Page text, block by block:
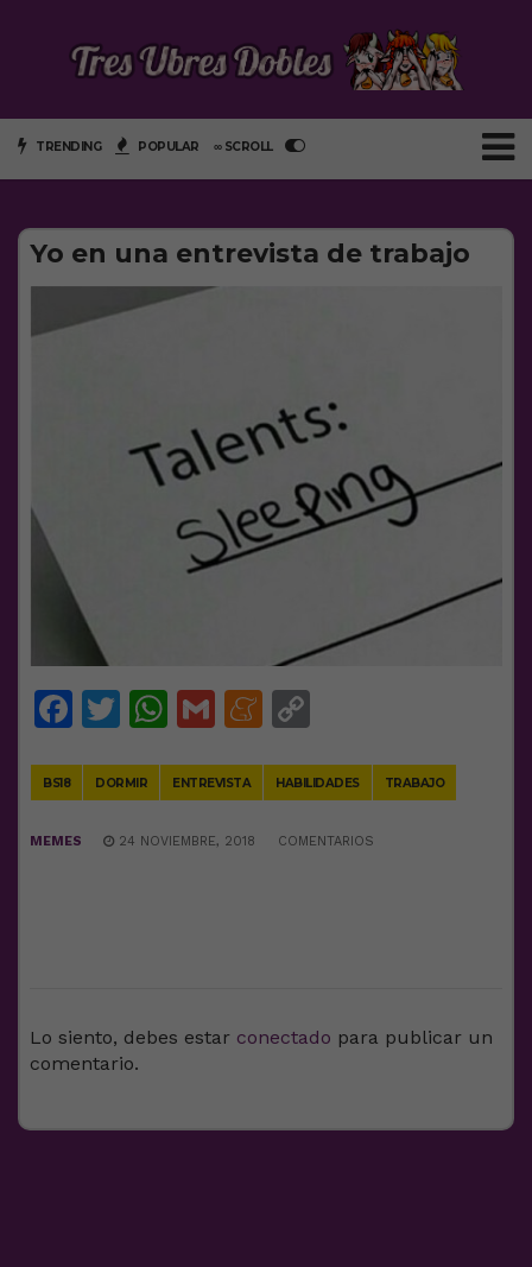
TRENDING POPULAR ∞ SCROLL
Yo en una entrevista de trabajo
Facebook
Twitter
WhatsApp
GmailMeneame
BS18 DORMIR ENTREVISTA HABILIDADES TRABAJO
MEMES 24 NOVIEMBRE, 2018 COMENTARIOS
Lo siento, debes estar conectado para publicar un
comentario.